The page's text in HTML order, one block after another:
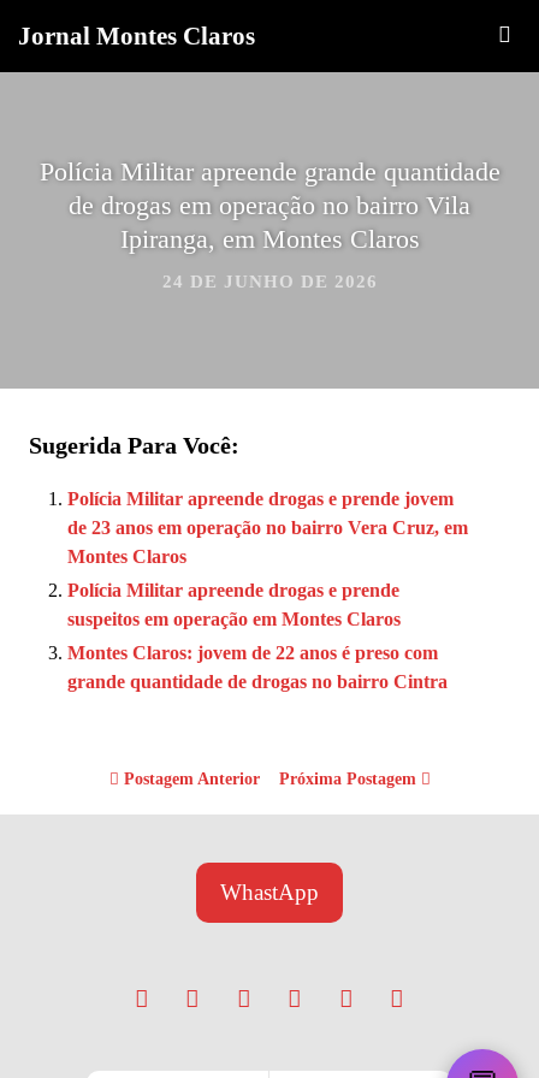
Jornal Montes Claros
Polícia Militar apreende grande quantidade
de drogas em operação no bairro Vila
Ipiranga, em Montes Claros
24 DE JUNHO DE 2026
Sugerida Para Você:
Polícia Militar apreende drogas e prende jovem
de 23 anos em operação no bairro Vera Cruz, em
Montes Claros
Polícia Militar apreende drogas e prende
suspeitos em operação em Montes Claros
Montes Claros: jovem de 22 anos é preso com
grande quantidade de drogas no bairro Cintra
Postagem Anterior Próxima Postagem
WhastApp